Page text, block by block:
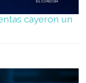
cayeron un